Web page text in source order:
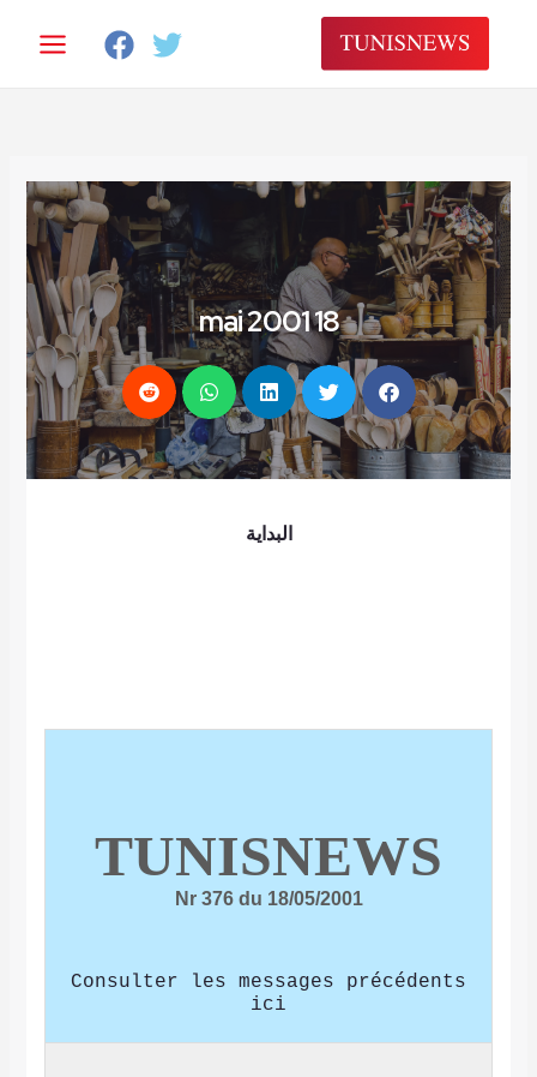
18 mai 2001
Nr 376 du 18/05/2001
Consulter les messages